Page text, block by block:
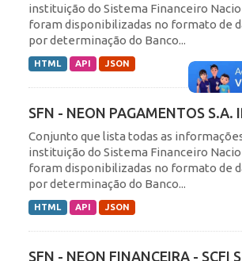
instituição do Sistema Financeiro
foram disponibilizadas no formato de
por determinação do Banco...
HTML API JSON
SFN - NEON PAGAMENTOS S.A.
Conjunto que lista todas as
instituição do Sistema Financeiro
foram disponibilizadas no formato de
por determinação do Banco...
HTML API JSON
SFN - NEON FINANCEIRA - SCFI